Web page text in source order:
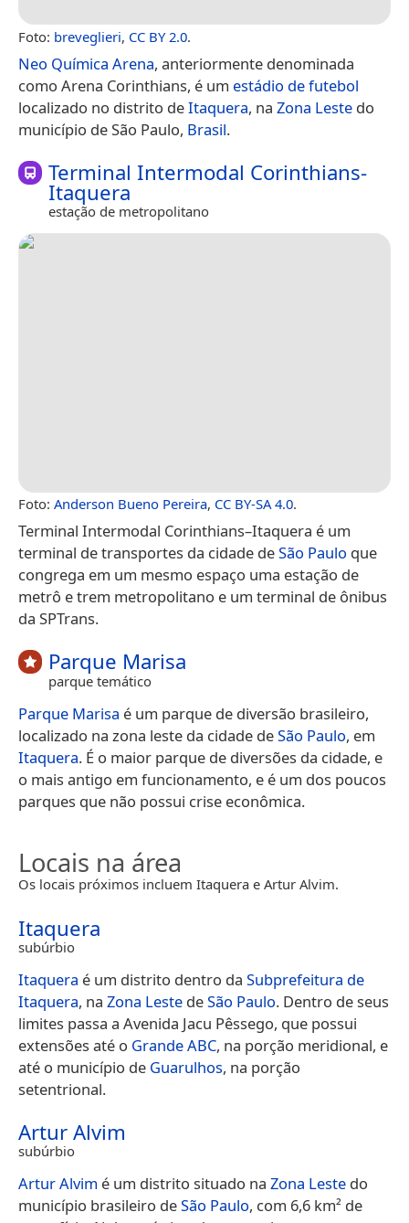
Foto: breveglieri, CC BY 2.0.
Neo Química Arena, anteriormente denominada
como Arena Corinthians, é um estádio de futebol
localizado no distrito deItaquera, na Zona Leste do
município de São Paulo, Brasil.
Terminal Intermodal Corinthians-
Itaquera
estação de metropolitano
Foto: Anderson Bueno Pereira, CC BY-SA 4.0.
Terminal Intermodal Corinthians–Itaquera é um
terminal de transportes da cidade deSão Paulo que
congrega em um mesmo espaço uma estação de
metrô e trem metropolitano e um terminal de ônibus
da SPTrans.
Parque Marisa
parque temático
Parque Marisa é um parque de diversão brasileiro,
localizado na zona leste da cidade deSão Paulo, em
Itaquera. É o maior parque de diversões da cidade, e
o mais antigo em funcionamento, e é um dos poucos
parques que não possui crise econômica.
Locais na área
Os locais próximos incluem Itaquera e Artur Alvim.
Itaquera
subúrbio
Itaquera é um distrito dentro da Subprefeitura de
Itaquera, na Zona Leste deSão Paulo. Dentro de seus
limites passa a Avenida Jacu Pêssego, que possui
extensões até o Grande ABC, na porção meridional, e
até o município de Guarulhos, na porção
setentrional.
Artur Alvim
subúrbio
Artur Alvim é um distrito situado na Zona Leste do
município brasileiro deSão Paulo, com 6,6 km² de